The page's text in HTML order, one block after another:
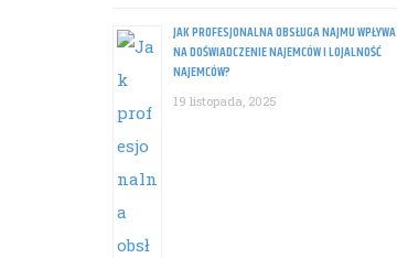
JAK PROFESJONALNA OBSŁUGA NAJMU WPŁYWA
NA DOŚWIADCZENIE NAJEMCÓW I LOJALNOŚĆ
NAJEMCÓW?
19 listopada, 2025